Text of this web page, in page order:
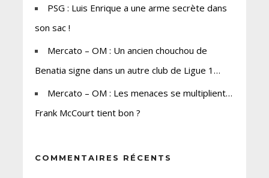
PSG : Luis Enrique a une arme secrète dans
son sac !
Mercato – OM : Un ancien chouchou de
Benatia signe dans un autre club de Ligue 1…
Mercato – OM : Les menaces se multiplient…
Frank McCourt tient bon ?
COMMENTAIRES RÉCENTS